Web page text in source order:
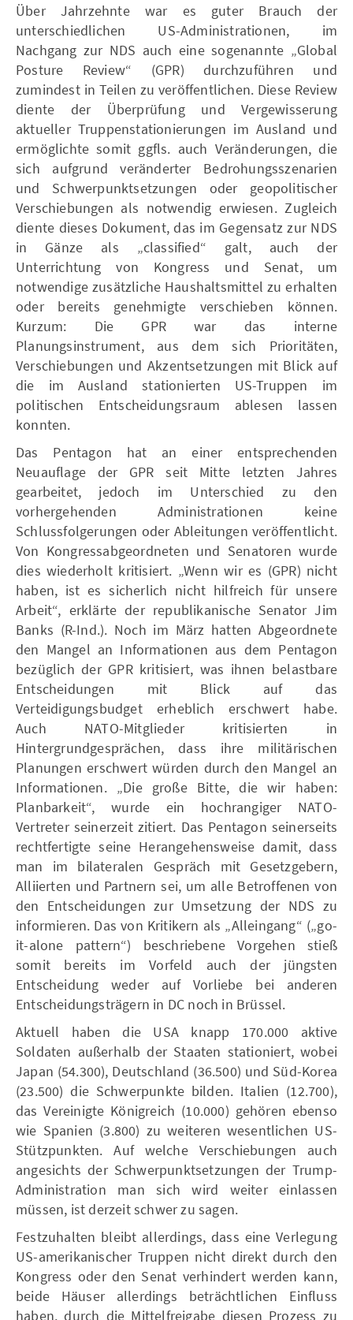
Über Jahrzehnte war es guter Brauch der
unterschiedlichen US-Administrationen, im
Nachgang zur NDS auch eine sogenannte „Global
Posture Review“ (GPR) durchzuführen und
zumindest in Teilen zu veröffentlichen. Diese Review
diente der Überprüfung und Vergewisserung
aktueller Truppenstationierungen im Ausland und
ermöglichte somit ggfls. auch Veränderungen, die
sich aufgrund veränderter Bedrohungsszenarien
und Schwerpunktsetzungen oder geopolitischer
Verschiebungen als notwendig erwiesen. Zugleich
diente dieses Dokument, das im Gegensatz zur NDS
in Gänze als „classified“ galt, auch der
Unterrichtung von Kongress und Senat, um
notwendige zusätzliche Haushaltsmittel zu erhalten
oder bereits genehmigte verschieben können.
Kurzum: Die GPR war das interne
Planungsinstrument, aus dem sich Prioritäten,
Verschiebungen und Akzentsetzungen mit Blick auf
die im Ausland stationierten US-Truppen im
politischen Entscheidungsraum ablesen lassen
konnten.
Das Pentagon hat an einer entsprechenden
Neuauflage der GPR seit Mitte letzten Jahres
gearbeitet, jedoch im Unterschied zu den
vorhergehenden Administrationen keine
Schlussfolgerungen oder Ableitungen veröffentlicht.
Von Kongressabgeordneten und Senatoren wurde
dies wiederholt kritisiert. „Wenn wir es (GPR) nicht
haben, ist es sicherlich nicht hilfreich für unsere
Arbeit“, erklärte der republikanische Senator Jim
Banks (R-Ind.). Noch im März hatten Abgeordnete
den Mangel an Informationen aus dem Pentagon
bezüglich der GPR kritisiert, was ihnen belastbare
Entscheidungen mit Blick auf das
Verteidigungsbudget erheblich erschwert habe.
Auch NATO-Mitglieder kritisierten in
Hintergrundgesprächen, dass ihre militärischen
Planungen erschwert würden durch den Mangel an
Informationen. „Die große Bitte, die wir haben:
Planbarkeit“, wurde ein hochrangiger NATO-
Vertreter seinerzeit zitiert. Das Pentagon seinerseits
rechtfertigte seine Herangehensweise damit, dass
man im bilateralen Gespräch mit Gesetzgebern,
Alliierten und Partnern sei, um alle Betroffenen von
den Entscheidungen zur Umsetzung der NDS zu
informieren. Das von Kritikern als „Alleingang“ („go-
it-alone pattern“) beschriebene Vorgehen stieß
somit bereits im Vorfeld auch der jüngsten
Entscheidung weder auf Vorliebe bei anderen
Entscheidungsträgern in DC noch in Brüssel.
Aktuell haben die USA knapp 170.000 aktive
Soldaten außerhalb der Staaten stationiert, wobei
Japan (54.300), Deutschland (36.500) und Süd-Korea
(23.500) die Schwerpunkte bilden. Italien (12.700),
das Vereinigte Königreich (10.000) gehören ebenso
wie Spanien (3.800) zu weiteren wesentlichen US-
Stützpunkten. Auf welche Verschiebungen auch
angesichts der Schwerpunktsetzungen der Trump-
Administration man sich wird weiter einlassen
müssen, ist derzeit schwer zu sagen.
Festzuhalten bleibt allerdings, dass eine Verlegung
US-amerikanischer Truppen nicht direkt durch den
Kongress oder den Senat verhindert werden kann,
beide Häuser allerdings beträchtlichen Einfluss
haben, durch die Mittelfreigabe diesen Prozess zu